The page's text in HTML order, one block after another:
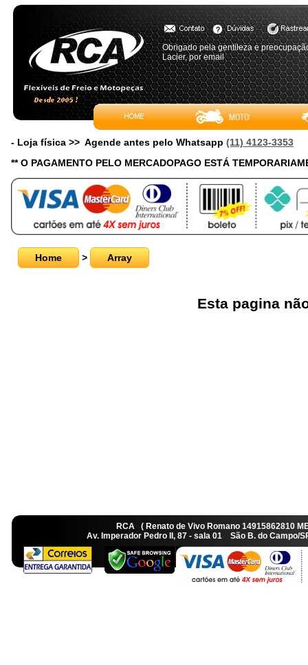
Obrigado pela gentileza e
Lacier, por email
- Loja física >> Agende antes pelo Whatsapp (11) 4123-3353
** O PAGAMENTO PELO MERCADOPAGO ESTÁ
Home > Array
Esta pagina
RCA ( Renato de Vivo Romano
Av. Imperador Pedro II, 87 - sala 01 São B. do